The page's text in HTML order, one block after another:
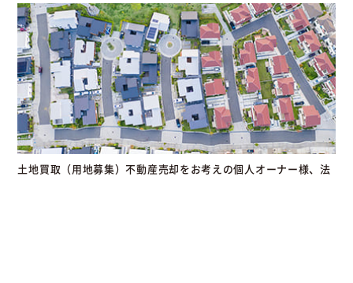
土地買取（用地募集）不動産売却をお考えの個人オーナー様、法